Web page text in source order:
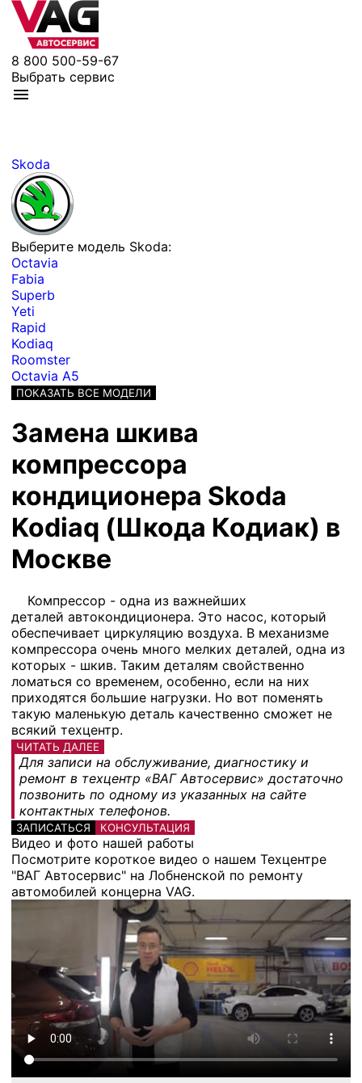
8 800 500-59-67
Выбрать сервис
Skoda
Выберите модель Skoda:
Octavia
Fabia
Superb
Yeti
Rapid
Kodiaq
Roomster
Octavia A5
ПОКАЗАТЬ ВСЕ МОДЕЛИ
Замена шкива
компрессора
кондиционера Skoda
Kodiaq (Шкода Кодиак) в
Москве
Компрессор - одна из важнейших
деталей автокондиционера. Это насос, который
обеспечивает циркуляцию воздуха. В механизме
компрессора очень много мелких деталей, одна из
которых - шкив. Таким деталям свойственно
ломаться со временем, особенно, если на них
приходятся большие нагрузки. Но вот поменять
такую маленькую деталь качественно сможет не
всякий техцентр.
ЧИТАТЬ ДАЛЕЕ
Для записи на обслуживание, диагностику и
ремонт в техцентр «ВАГ Автосервис» достаточно
позвонить по одному из указанных на сайте
контактных телефонов.
ЗАПИСАТЬСЯ КОНСУЛЬТАЦИЯ
Видео и фото нашей работы
Посмотрите короткое видео о нашем Техцентре
"ВАГ Автосервис" на Лобненской по ремонту
автомобилей концерна VAG.